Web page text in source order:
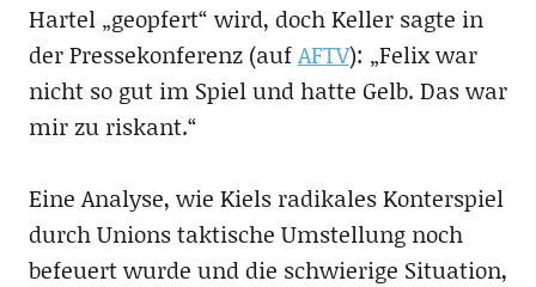
Hartel „geopfert“ wird, doch Keller sagte in
der Pressekonferenz (aufAFTV): „Felix war
nicht so gut im Spiel und hatte Gelb. Das war
mir zu riskant.“
Eine Analyse, wie Kiels radikales Konterspiel
durch Unions taktische Umstellung noch
befeuert wurde und die schwierige Situation,